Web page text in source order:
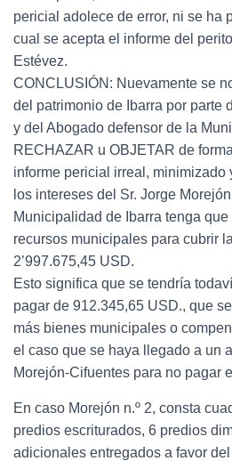
pericial adolece de error, ni se ha
cual se acepta el informe del
Estévez.
CONCLUSIÓN: Nuevamente se
del patrimonio de Ibarra por parte
y del Abogado defensor de la
RECHAZAR u OBJETAR de
informe pericial irreal, minimizado
los intereses del Sr. Jorge
Municipalidad de Ibarra tenga
recursos municipales para cubrir
2’997.675,45 USD.
Esto significa que se tendría
pagar de 912.345,65 USD., que
más bienes municipales o
el caso que se haya llegado a un
Morejón-Cifuentes para no pagar
En caso Morejón n.º 2, consta
predios escriturados, 6 predios
adicionales entregados a favor